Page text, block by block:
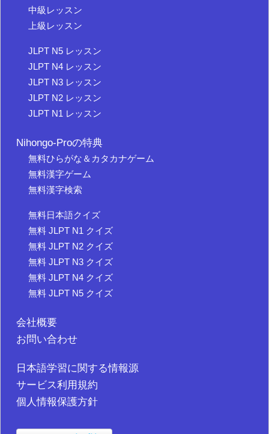
中級レッスン
上級レッスン
JLPT N5 レッスン
JLPT N4 レッスン
JLPT N3 レッスン
JLPT N2 レッスン
JLPT N1 レッスン
Nihongo-Proの特典
無料ひらがな＆カタカナゲーム
無料漢字ゲーム
無料漢字検索
無料日本語クイズ
無料 JLPT N1 クイズ
無料 JLPT N2 クイズ
無料 JLPT N3 クイズ
無料 JLPT N4 クイズ
無料 JLPT N5 クイズ
会社概要
お問い合わせ
日本語学習に関する情報源
サービス利用規約
個人情報保護方針